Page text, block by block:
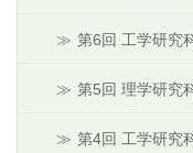
第6回 工学研究
第5回 理学研究
第4回 工学研究